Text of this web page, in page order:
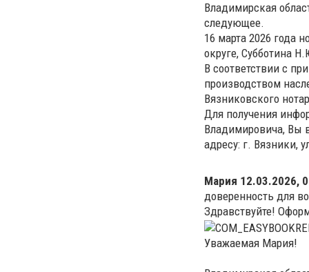
Владимирская
следующее.
16 марта 2026 года
округе, Субботина
В соответствии с
производством
Вязниковского
Для получения
Владимировича, Вы
адресу: г. Вязники,
Мария 12.03.2026,
доверенность для
Здравствуйте!
Уважаемая Мария!